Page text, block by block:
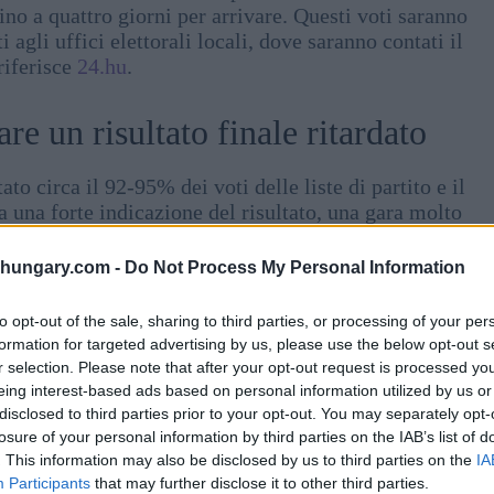
- Do Not Process My Personal Information
opt-out of the sale, sharing to third parties, or processing of your
for targeted advertising by us, please use the below opt-out
selection. Please note that after your opt-out request is processed
interest-based ads based on personal information utilized by us
to third parties prior to your opt-out. You may separately
of your personal information by third parties on the IAB’s list of
This information may also be disclosed by us to third parties on the
Participants that may further disclose it to other third parties.
a quattro giorni per arrivare. Questi voti saranno
agli uffici elettorali locali, dove saranno contati il
24.hu.
un risultato finale ritardato
circa il 92-95% dei voti delle liste di partito e il
una forte indicazione del risultato, una gara molto
questi casi, il risultato completo e ufficiale
potenzialmente fino a una settimana dopo. Ciò
leggermente man mano che vengono inclusi i
del 2026 in Ungheria, sul funzionamento del
al voto popolare.
vantaggio di Tisza